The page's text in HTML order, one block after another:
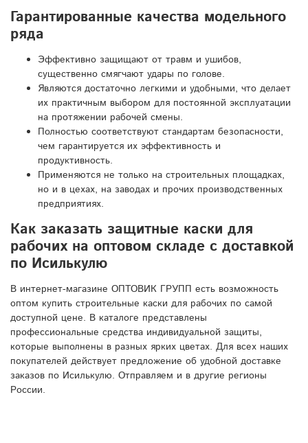
Гарантированные качества модельного
ряда
Эффективно защищают от травм и ушибов,
существенно смягчают удары по голове.
Являются достаточно легкими и удобными, что делает
их практичным выбором для постоянной эксплуатации
на протяжении рабочей смены.
Полностью соответствуют стандартам безопасности,
чем гарантируется их эффективность и
продуктивность.
Применяются не только на строительных площадках,
но и в цехах, на заводах и прочих производственных
предприятиях.
Как заказать защитные каски для
рабочих на оптовом складе с доставкой
по Исилькулю
В интернет-магазине ОПТОВИК ГРУПП есть возможность
оптом купить строительные каски для рабочих по самой
доступной цене. В каталоге представлены
профессиональные средства индивидуальной защиты,
которые выполнены в разных ярких цветах. Для всех наших
покупателей действует предложение об удобной доставке
заказов по Исилькулю. Отправляем и в другие регионы
России.